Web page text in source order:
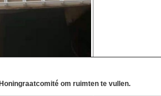
om ruimten te vullen.